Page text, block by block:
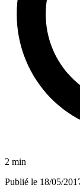
2 min
Publié le 18/05/